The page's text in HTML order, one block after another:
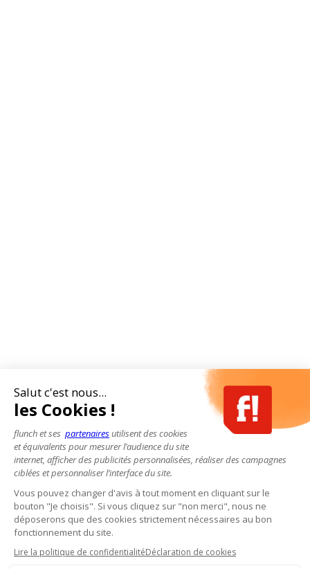
Salut c'est nous...
les Cookies !
flunch et ses partenairesutilisent des cookies
et équivalents pour mesurer l’audience du site
internet, afficher des publicités personnalisées, réaliser des campagnes
ciblées et personnaliser l’interface du site.
Vous pouvez changer d'avis à tout moment en cliquant sur le
bouton "Je choisis". Si vous cliquez sur "non merci", nous ne
déposerons que des cookies strictement nécessaires au bon
fonctionnement du site.
Lire la politique de confidentialitéDéclaration de cookies